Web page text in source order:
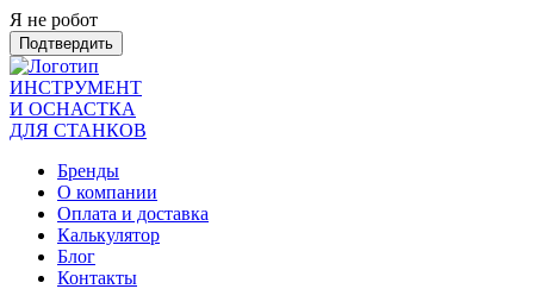
Я не робот
Подтвердить
ИНСТРУМЕНТ
И ОСНАСТКА
ДЛЯ СТАНКОВ
Бренды
О компании
Оплата и доставка
Калькулятор
Блог
Контакты